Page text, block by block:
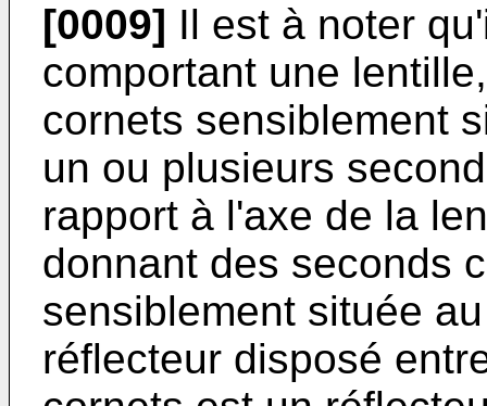
[0009] Il est à noter
comportant une
cornets sensiblement
un ou plusieurs
rapport à l'axe de la
donnant des seconds
sensiblement située
réflecteur disposé